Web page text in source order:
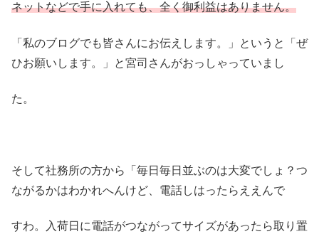
ネットなどで手に入れても、全く御利益はありません。
「私のブログでも皆さんにお伝えします。」というと「ぜ
ひお願いします。」と宮司さんがおっしゃっていまし
た。
そして社務所の方から「毎日毎日並ぶのは大変でしょ？つ
ながるかはわかれへんけど、電話しはったらええんで
すわ。入荷日に電話がつながってサイズがあったら取り置